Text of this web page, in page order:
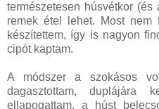
természetesen húsvétkor
remek étel lehet. Most nem
készítettem, így is nagyon
cipót kaptam.
A módszer a szokásos
dagasztottam, duplájára
ellapogattam, a húst